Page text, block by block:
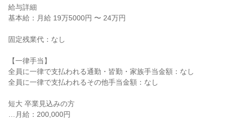
給与詳細
基本給：月給 19万5000円 〜 24万円
固定残業代：なし
【一律手当】
全員に一律で支払われる通勤・皆勤・家族手当金額：なし
全員に一律で支払われるその他手当金額：なし
短大 卒業見込みの方
…月給：200,000円